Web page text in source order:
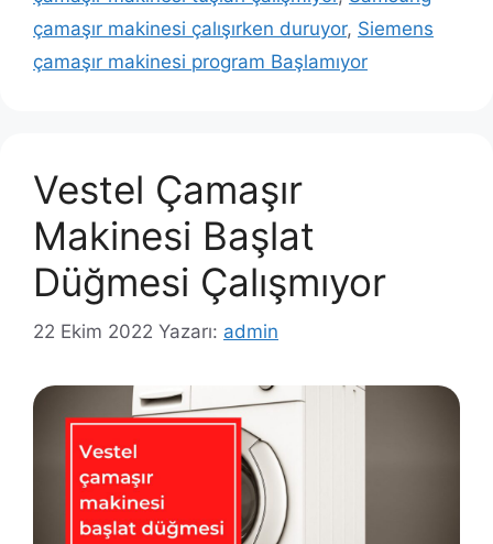
çamaşır makinesi çalışırken duruyor, Siemens
çamaşır makinesi program Başlamıyor
Vestel Çamaşır
Makinesi Başlat
Düğmesi Çalışmıyor
22 Ekim 2022 Yazarı: admin